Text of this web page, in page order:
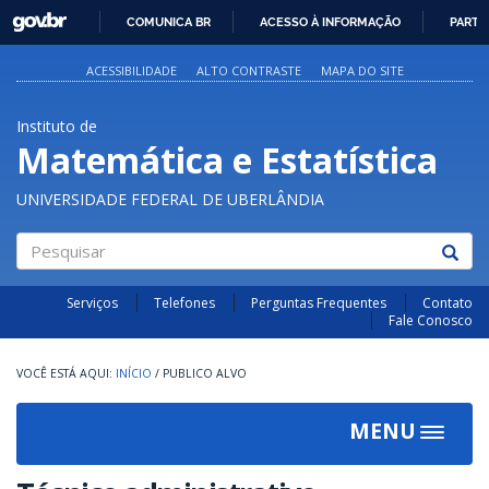
PARA
O
GOVBR
COMUNICA BR ACESSO À INFORMAÇÃO
ACESSIBILIDADE ALTO CONTRASTE MAPA DO SITE
Instituto de
Matemática e Estatística
UNIVERSIDADE FEDERAL DE UBERLÂNDIA
Pesquisar
Serviços Telefones Perguntas Frequentes
Contato
Fale Conosco
INÍCIO / PUBLICO ALVO
MENU
Toggle